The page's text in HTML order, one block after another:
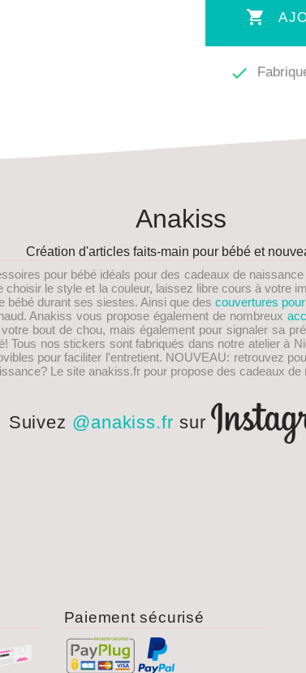


Anakiss
Création d'articles faits-main pour bébé et
pour bébé idéals pour des cadeaux de
choisir le style et la couleur, laissez libre cours à votre
bébé durant ses siestes. Ainsi que descouvertures
Anakiss vous propose également de nombreux
bout de chou, mais également pour signaler sa
Tous nos stickers sont fabriqués dans notre atelier à
pour faciliter l'entretient. NOUVEAU: retrouvez
? Le site anakiss.fr pour propose des cadeaux
Suivez @anakiss.fr sur
Paiement sécurisé